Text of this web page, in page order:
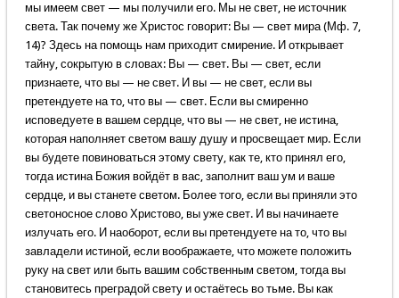
мы имеем свет — мы получили его. Мы не свет, не источник
света. Так почему же Христос говорит: Вы — свет мира (Мф. 7,
14)? Здесь на помощь нам приходит смирение. И открывает
тайну, сокрытую в словах: Вы — свет. Вы — свет, если
признаете, что вы — не свет. И вы — не свет, если вы
претендуете на то, что вы — свет. Если вы смиренно
исповедуете в вашем сердце, что вы — не свет, не истина,
которая наполняет светом вашу душу и просвещает мир. Если
вы будете повиноваться этому свету, как те, кто принял его,
тогда истина Божия войдёт в вас, заполнит ваш ум и ваше
сердце, и вы станете светом. Более того, если вы приняли это
светоносное слово Христово, вы уже свет. И вы начинаете
излучать его. И наоборот, если вы претендуете на то, что вы
завладели истиной, если воображаете, что можете положить
руку на свет или быть вашим собственным светом, тогда вы
становитесь преградой свету и остаётесь во тьме. Вы как